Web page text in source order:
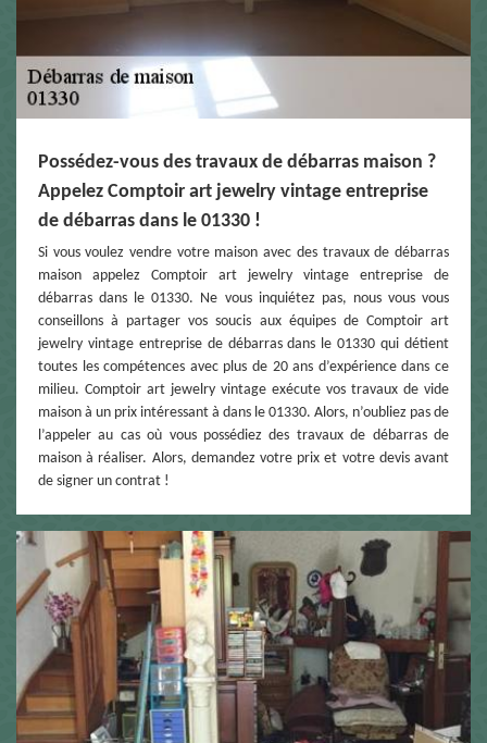
Possédez-vous des travaux de débarras maison ?
Appelez Comptoir art jewelry vintage entreprise
de débarras dans le 01330 !
Si vous voulez vendre votre maison avec des travaux de débarras
maison appelez Comptoir art jewelry vintage entreprise de
débarras dans le 01330. Ne vous inquiétez pas, nous vous vous
conseillons à partager vos soucis aux équipes de Comptoir art
jewelry vintage entreprise de débarras dans le 01330 qui détient
toutes les compétences avec plus de 20 ans d’expérience dans ce
milieu. Comptoir art jewelry vintage exécute vos travaux de vide
maison à un prix intéressant à dans le 01330. Alors, n’oubliez pas de
l’appeler au cas où vous possédiez des travaux de débarras de
maison à réaliser. Alors, demandez votre prix et votre devis avant
de signer un contrat !